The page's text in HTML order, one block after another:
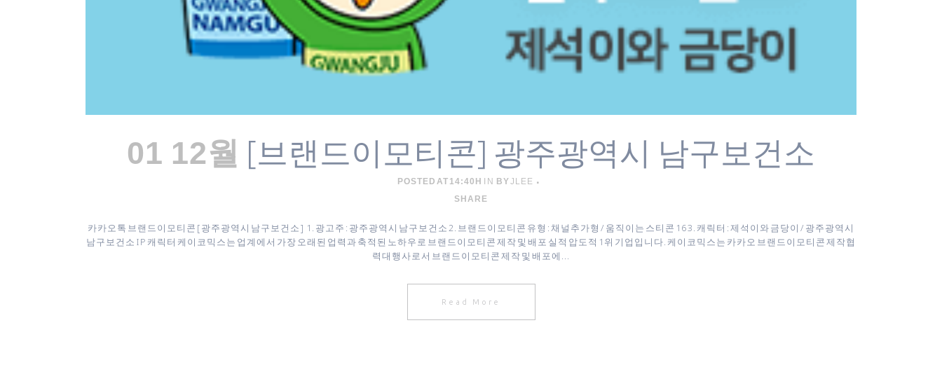
01 12월 [브랜드이모티콘] 광주광역시 남구보건소
POSTED AT 14:40H IN BYJLEE
SHARE
카카오톡 브랜드이모티콘 [ 광주광역시 남구보건소 ] 1. 광고주 : 광주광역시 남구보건소 2. 브랜드이모티콘 유형 : 채널추가형 / 움직이는 스티콘 16 3. 캐릭터 : 제석이와 금당이 / 광주광역시
남구보건소 IP 캐릭터 케이코믹스는 업계에서 가장 오래된 업력과 축적된 노하우로 브랜드이모티콘 제작 및 배포 실적 압도적 1위 기업입니다. 케이코믹스는 카카오 브랜드이모티콘 제작협
력대행사로서 브랜드이모티콘 제작 및 배포에...
Read More